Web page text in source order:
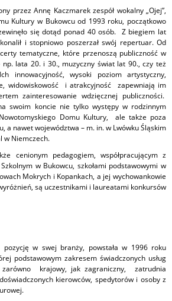
przez Annę Kaczmarek zespół wokalny „Ojej”,
Kultury w Bukowcu od 1993 roku, początkowo
się dotąd ponad 40 osób. Z biegiem lat
i stopniowo poszerzał swój repertuar. Od
tematyczne, które przenoszą publiczność w
lata 20. i 30., muzyczny świat lat 90., czy też
innowacyjność, wysoki poziom artystyczny,
widowiskowość i atrakcyjność zapewniają im
zainteresowanie wdzięcznej publiczności.
swoim koncie nie tylko występy w rodzinnym
Domu Kultury, ale także poza
a nawet województwa – m. in. w Lwówku Śląskim
w Niemczech.
cenionym pedagogiem, współpracującym z
w Bukowcu, szkołami podstawowymi w
Mokrych i Kopankach, a jej wychowankowie
są uczestnikami i laureatami konkursów
pozycję w swej branży, powstała w 1996 roku
podstawowym zakresem świadczonych usług
zarówno krajowy, jak zagraniczny, zatrudnia
kierowców, spedytorów i osoby z